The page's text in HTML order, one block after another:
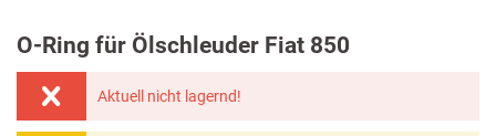
O-Ring für Ölschleuder Fiat 850
Aktuell nicht lagernd!